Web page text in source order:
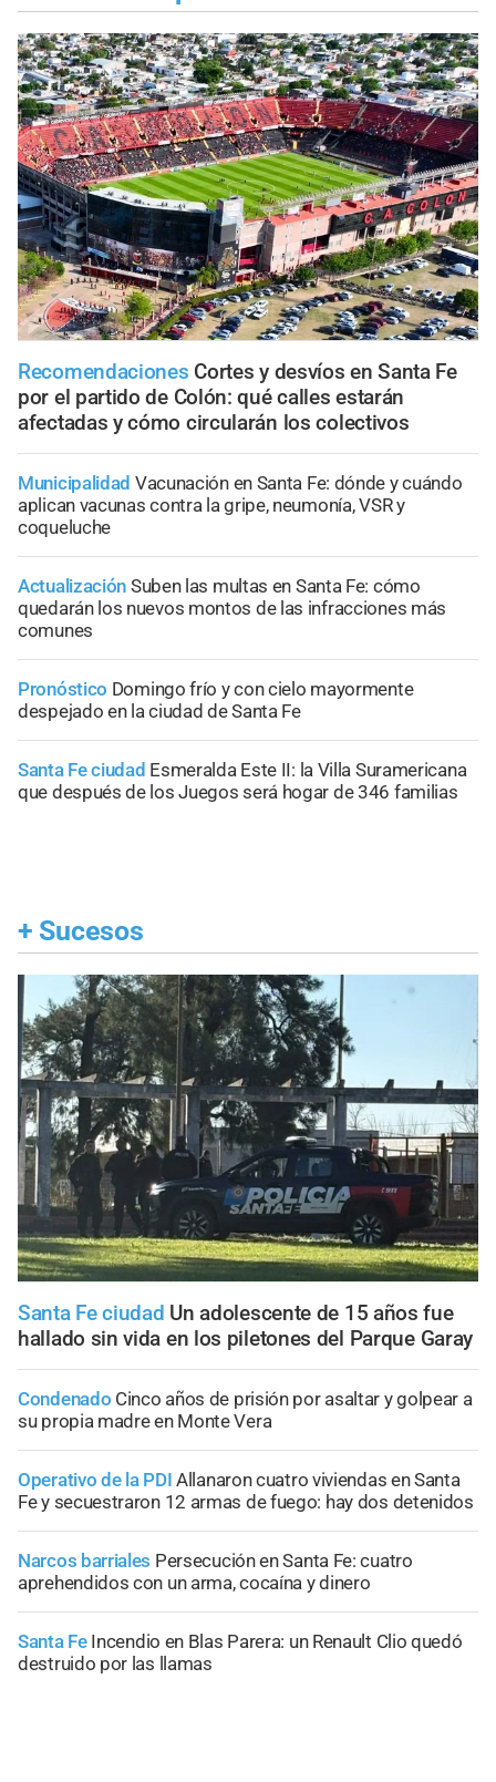
Recomendaciones Cortes y desvíos en Santa Fe
por el partido de Colón: qué calles estarán
afectadas y cómo circularán los colectivos
Municipalidad Vacunación en Santa Fe: dónde y cuándo
aplican vacunas contra la gripe, neumonía, VSR y
coqueluche
Actualización Suben las multas en Santa Fe: cómo
quedarán los nuevos montos de las infracciones más
comunes
Pronóstico Domingo frío y con cielo mayormente
despejado en la ciudad de Santa Fe
Santa Fe ciudad Esmeralda Este II: la Villa Suramericana
que después de los Juegos será hogar de 346 familias
+ Sucesos
Santa Fe ciudad Un adolescente de 15 años fue
hallado sin vida en los piletones del Parque Garay
Condenado Cinco años de prisión por asaltar y golpear a
su propia madre en Monte Vera
Operativo de la PDI Allanaron cuatro viviendas en Santa
Fe y secuestraron 12 armas de fuego: hay dos detenidos
Narcos barriales Persecución en Santa Fe: cuatro
aprehendidos con un arma, cocaína y dinero
Santa Fe Incendio en Blas Parera: un Renault Clio quedó
destruido por las llamas